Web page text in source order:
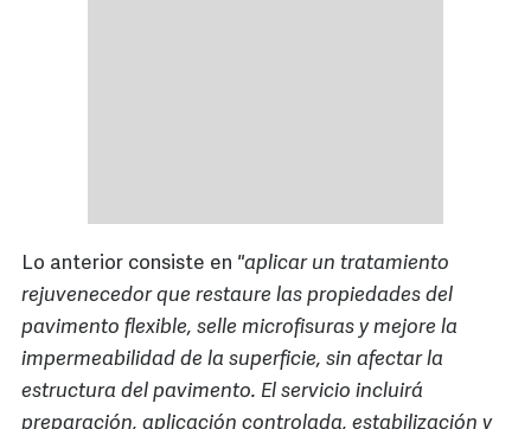
Lo anterior consiste en "aplicar un tratamiento
rejuvenecedor que restaure las propiedades del
pavimento flexible, selle microfisuras y mejore la
impermeabilidad de la superficie, sin afectar la
estructura del pavimento. El servicio incluirá
preparación, aplicación controlada, estabilización y